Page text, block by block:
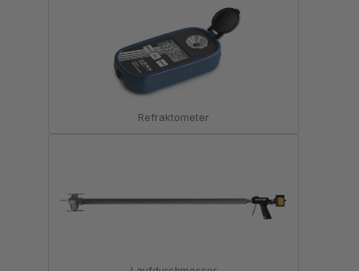
Refraktometer